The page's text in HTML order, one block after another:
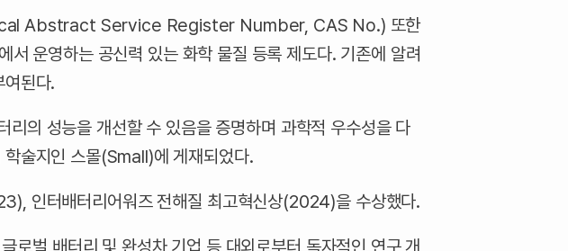
Abstract Service Register Number, CAS No.) 또한
운영하는 공신력 있는 화학 물질 등록 제도다. 기존에 알려
된다.
의 성능을 개선할 수 있음을 증명하며 과학적 우수성을 다
술지인 스몰(Small)에 게재되었다.
인터배터리어워즈 전해질 최고혁신상(2024)을 수상했다.
로벌 배터리 및 완성차 기업 등 대외로부터 독자적인 연구 개